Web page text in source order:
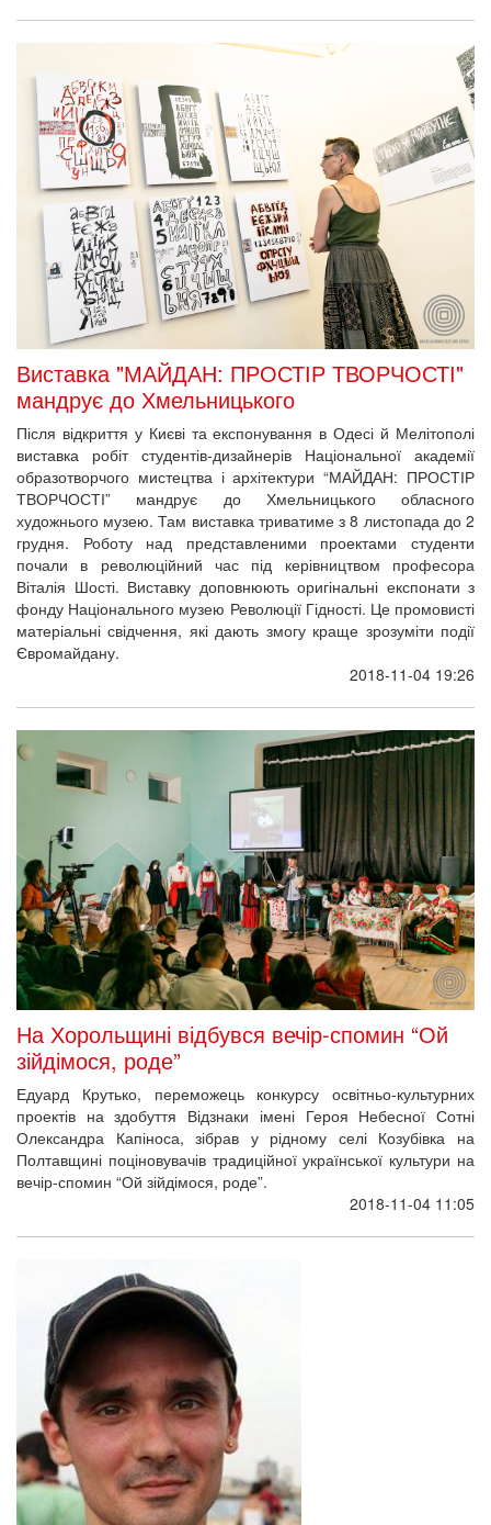
Виставка "МАЙДАН: ПРОСТІР ТВОРЧОСТІ"
мандрує до Хмельницького
Після відкриття у Києві та експонування в Одесі й Мелітополі
виставка робіт студентів-дизайнерів Національної академії
образотворчого мистецтва і архітектури “МАЙДАН: ПРОСТІР
ТВОРЧОСТІ” мандрує до Хмельницького обласного
художнього музею. Там виставка триватиме з 8 листопада до 2
грудня. Роботу над представленими проектами студенти
почали в революційний час під керівництвом професора
Віталія Шості. Виставку доповнюють оригінальні експонати з
фонду Національного музею Революції Гідності. Це промовисті
матеріальні свідчення, які дають змогу краще зрозуміти події
Євромайдану.
2018-11-04 19:26
На Хорольщині відбувся вечір-спомин “Ой
зійдімося, роде”
Едуард Крутько, переможець конкурсу освітньо-культурних
проектів на здобуття Відзнаки імені Героя Небесної Сотні
Олександра Капіноса, зібрав у рідному селі Козубівка на
Полтавщині поціновувачів традиційної української культури на
вечір-спомин “Ой зійдімося, роде”.
2018-11-04 11:05